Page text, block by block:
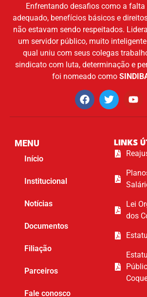
Enfrentando desafios como a falta
adequado, benefícios básicos e
não estavam sendo respeitados.
um servidor público, muito
qual uniu com seus colegas
sindicato com luta, determinação e
foi nomeado como
MENU
Início
Institucional
Notícias
Documentos
Filiação
Parceiros
Fale conosco
LINKS
Lei
dos